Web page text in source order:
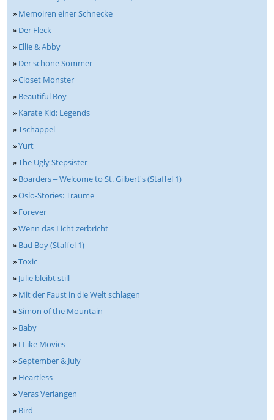
» Memoiren einer Schnecke
» Der Fleck
» Ellie & Abby
» Der schöne Sommer
»Closet Monster
» Beautiful Boy
» Karate Kid: Legends
»Tschappel
»Yurt
»The Ugly Stepsister
» Boarders ‒ Welcome to St. Gilbert's (Staffel 1)
»Oslo-Stories: Träume
» Forever
»Wenn das Licht zerbricht
» Bad Boy (Staffel 1)
»Toxic
» Julie bleibt still
» Mit der Faust in die Welt schlagen
»Simon of the Mountain
» Baby
» I Like Movies
»September & July
» Heartless
»Veras Verlangen
» Bird